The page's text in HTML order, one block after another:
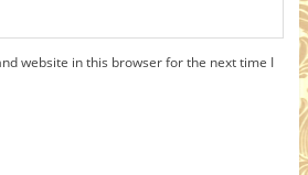
website in this browser for the next time I